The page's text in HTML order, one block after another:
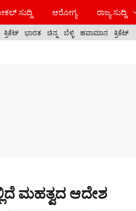
ಸುದ್ದಿ ಆರೋಗ್ಯ ರಾಜ್ಯ ಸುದ್ದಿ
ಕ್ರಿಕೆಟ್ ಭಾರತ ಚಿನ್ನ ಬೆಳ್ಳಿ ಹವಾಮಾನ ಕ್ರಿಕೆಟ್
ಮಹತ್ವದ ಆದೇಶ